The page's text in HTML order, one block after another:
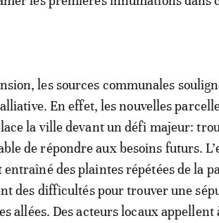
les sources communales
En effet, les nouvelles
la ville devant un défi majeur:
de répondre aux besoins futurs.
des plaintes répétées de la
des difficultés pour trouver une
allées. Des acteurs locaux